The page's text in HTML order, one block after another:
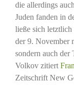
die allerdings
Juden fanden in
ließe sich letztlich
der 9. November
sondern auch der
Volkov zitiert
Zeitschrift New